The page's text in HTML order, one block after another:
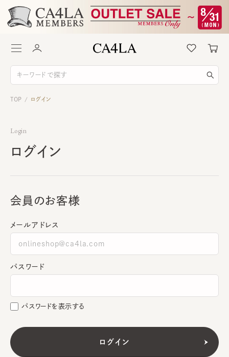
TOP / ログイン
Login
ログイン
会員のお客様
メールアドレス
パスワード
パスワードを表示する